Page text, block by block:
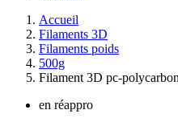
Accueil
Filaments 3D
Filaments poids
500g
Filament 3D pc-
en réappro